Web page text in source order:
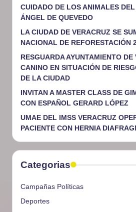
CUIDADO DE LOS ANIMALES
ÁNGEL DE QUEVEDO
LA CIUDAD DE VERACRUZ SE
NACIONAL DE REFORESTACIÓN
RESGUARDA AYUNTAMIENTO DE
CANINO EN SITUACIÓN DE
DE LA CIUDAD
INVITAN A MASTER CLASS DE
CON ESPAÑOL GERARD LÓPEZ
UMAE DEL IMSS VERACRUZ
PACIENTE CON HERNIA
Categorias
Campañas Políticas
Deportes